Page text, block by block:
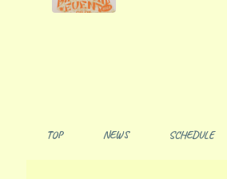
TOP NEWS SCHEDULE